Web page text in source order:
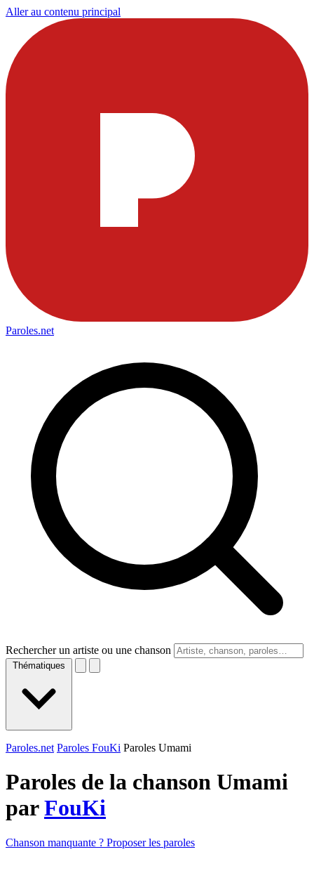
Aller au contenu principal
Paroles.net
Rechercher un artiste ou une chanson
Thématiques
Paroles.net Paroles FouKi Paroles Umami
Paroles de la chanson Umami
parFouKi
Chanson manquante ? Proposer les paroles